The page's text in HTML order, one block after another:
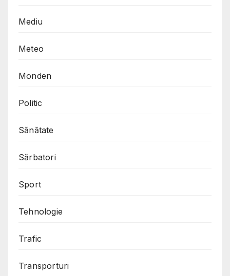
Mediu
Meteo
Monden
Politic
Sănătate
Sărbatori
Sport
Tehnologie
Trafic
Transporturi